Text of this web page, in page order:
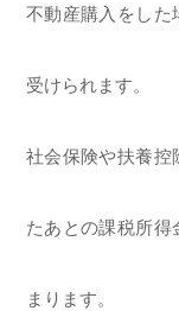
不動産購入をし
受けられます。
社会保険や扶養控
たあとの課税所
まります。